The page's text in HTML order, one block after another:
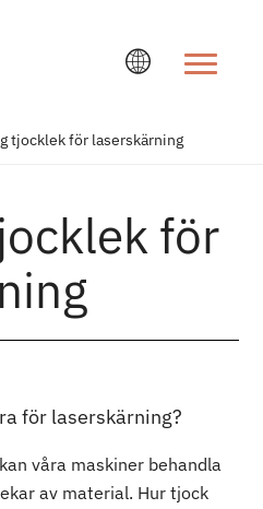
tjocklek för laserskärning
för
för laserskärning?
våra maskiner behandla
av material. Hur tjock